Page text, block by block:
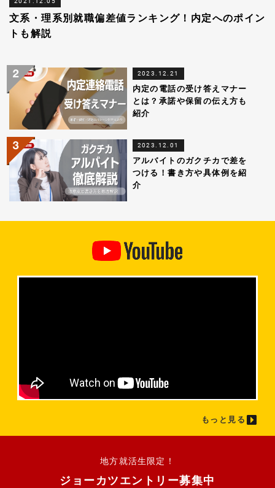
文系・理系別就職偏差値ランキング！内定へのポイン
トも解説
2023.12.21
内定の電話の受け答えマナー
とは？承諾や保留の伝え方も
紹介
2023.12.01
アルバイトのガクチカで差を
つける！書き方や具体例を紹
介
もっと見る
地方就活生限定！
ジョーカツエントリー募集中